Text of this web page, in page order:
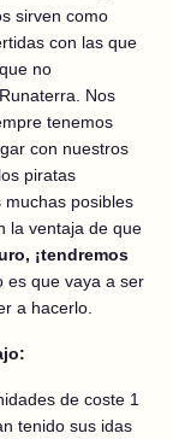
sirven como
con las que
no
Nos
tenemos
con nuestros
piratas
muchas posibles
la ventaja de que
¡tendremos
es que vaya a ser
a hacerlo.
de coste 1
tenido sus idas